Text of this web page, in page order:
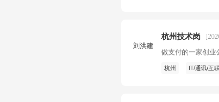
刘洪建
杭州技术岗
做支付的一家创业
杭州 IT/通讯/互